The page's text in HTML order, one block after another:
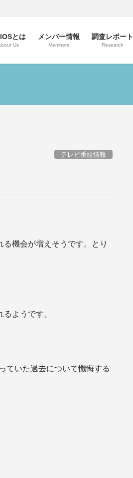
とは
Us
メンバー情報
Members
調査レポート
Research
テレビ番組情報
機会が増えそうです。とり
ようです。
ていた過去について懺悔する